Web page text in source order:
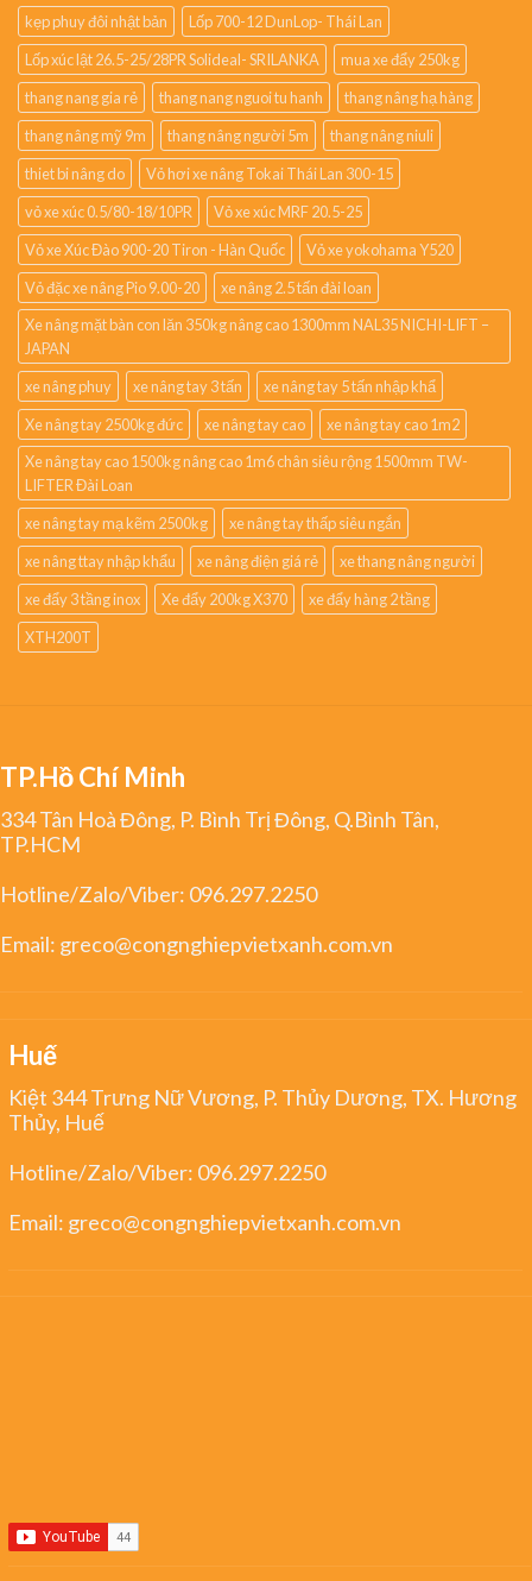
kẹp phuy đôi nhật bản
Lốp 700-12 DunLop- Thái Lan
Lốp xúc lật 26.5-25/28PR Solideal- SRILANKA
mua xe đẩy 250kg
thang nang gia rẻ
thang nang nguoi tu hanh
thang nâng hạ hàng
thang nâng mỹ 9m
thang nâng người 5m
thang nâng niuli
thiet bi nâng do
Vỏ hơi xe nâng Tokai Thái Lan 300-15
vỏ xe xúc 0.5/80-18/10PR
Vỏ xe xúc MRF 20.5-25
Vỏ xe Xúc Đào 900-20 Tiron - Hàn Quốc
Vỏ xe yokohama Y520
Vỏ đặc xe nâng Pio 9.00-20
xe nâng 2.5 tấn đài loan
Xe nâng mặt bàn con lăn 350kg nâng cao 1300mm NAL35 NICHI-LIFT –
JAPAN
xe nâng phuy
xe nâng tay 3 tấn
xe nâng tay 5 tấn nhập khẩ
Xe nâng tay 2500kg đức
xe nâng tay cao
xe nâng tay cao 1m2
Xe nâng tay cao 1500kg nâng cao 1m6 chân siêu rộng 1500mm TW-
LIFTER Đài Loan
xe nâng tay mạ kẽm 2500kg
xe nâng tay thấp siêu ngắn
xe nâng ttay nhập khẩu
xe nâng điện giá rẻ
xe thang nâng người
xe đẩy 3 tầng inox
Xe đẩy 200kg X370
xe đẩy hàng 2 tầng
XTH200T
TP.Hồ Chí Minh
334 Tân Hoà Đông, P. Bình Trị Đông, Q.Bình Tân,
TP.HCM
Hotline/Zalo/Viber: 096.297.2250
Email: greco@congnghiepvietxanh.com.vn
Huế
Kiệt 344 Trưng Nữ Vương, P. Thủy Dương, TX. Hương
Thủy, Huế
Hotline/Zalo/Viber: 096.297.2250
Email: greco@congnghiepvietxanh.com.vn